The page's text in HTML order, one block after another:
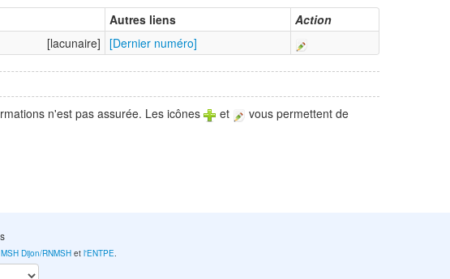
Autres liens
Action
[lacunaire] [Dernier numéro]
n'est pas assurée. Les icônes et
vous permettent de
Dijon/RNMSH etl'ENTPE.